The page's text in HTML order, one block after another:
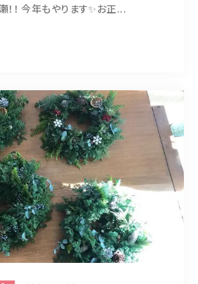
！！ 今年もやります✨お正...